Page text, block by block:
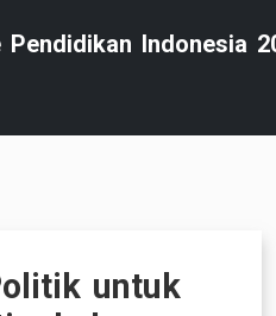
Indonesia
untuk